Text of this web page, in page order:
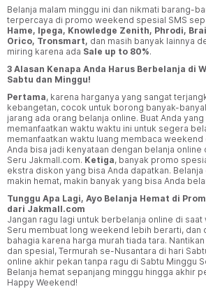
Belanja malam minggu ini dan nikmati barang-
terpercaya di promo weekend spesial SMS
Hame, Ipega, Knowledge Zenith, Phrodi,
Orico, Tronsmart, dan masih banyak lainnya
miring karena ada Sale up to 80%.
3 Alasan Kenapa Anda Harus Berbelanja di
Sabtu dan Minggu!
Pertama, karena harganya yang sangat
kebangetan, cocok untuk borong banyak-
jarang ada orang belanja online. Buat Anda
memanfaatkan waktu waktu ini untuk segera
memanfaatkan waktu luang membaca
Anda bisa jadi kenyataan dengan belanja online
Seru Jakmall.com. Ketiga, banyak promo
ekstra diskon yang bisa Anda dapatkan.
makin hemat, makin banyak yang bisa Anda
Tunggu Apa Lagi, Ayo Belanja Hemat di
dari Jakmall.com
Jangan ragu lagi untuk berbelanja online di
Seru membuat long weekend lebih berarti, dan
bahagia karena harga murah tiada tara.
dan spesial, Termurah se-Nusantara di hari
online akhir pekan tanpa ragu di Sabtu Minggu
Belanja hemat sepanjang minggu hingga akhir
Happy Weekend!